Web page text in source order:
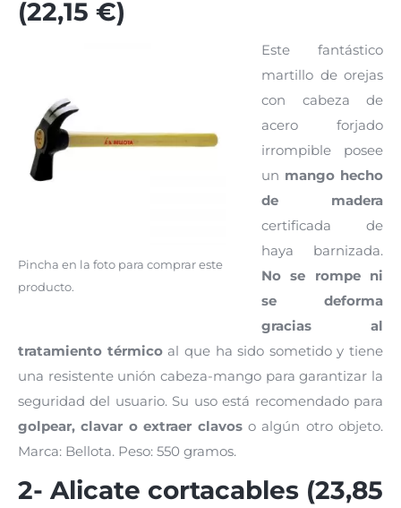
(22,15 €)
Pincha en la foto para comprar este
producto.
Este fantástico
martillo de orejas
con cabeza de
acero forjado
irrompible posee
un mango hecho
de madera
certificada de
haya barnizada.
No se rompe ni
se deforma
gracias al
tratamiento térmicoal que ha sido sometido y tiene
una resistente unión cabeza-mango para garantizar la
seguridad del usuario. Su uso está recomendado para
golpear, clavar o extraer clavoso algún otro objeto.
Marca: Bellota. Peso: 550 gramos.
2- Alicate cortacables (23,85